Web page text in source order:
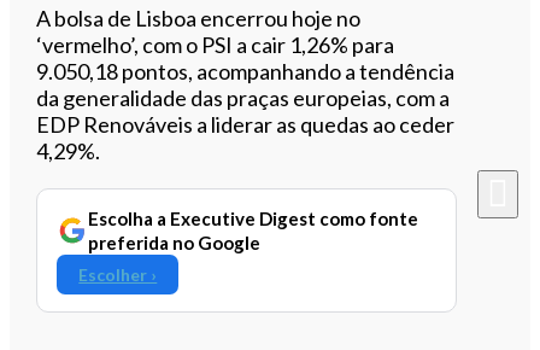
Ouvir este artigo
A bolsa de Lisboa encerrou hoje no
‘vermelho’, com o PSI a cair 1,26% para
9.050,18 pontos, acompanhando a tendência
da generalidade das praças europeias, com a
EDP Renováveis a liderar as quedas ao ceder
4,29%.
Escolha a Executive Digest como fonte
preferida no Google
Escolher ›